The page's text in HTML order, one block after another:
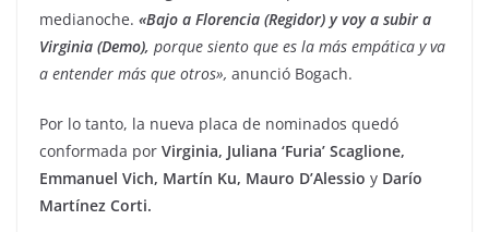
medianoche. «Bajo a Florencia (Regidor) y voy a subir a
Virginia (Demo), porque siento que es la más empática y va
a entender más que otros», anunció Bogach.
Por lo tanto, la nueva placa de nominados quedó
conformada por Virginia, Juliana ‘Furia’ Scaglione,
Emmanuel Vich, Martín Ku, Mauro D’Alessio y Darío
Martínez Corti.